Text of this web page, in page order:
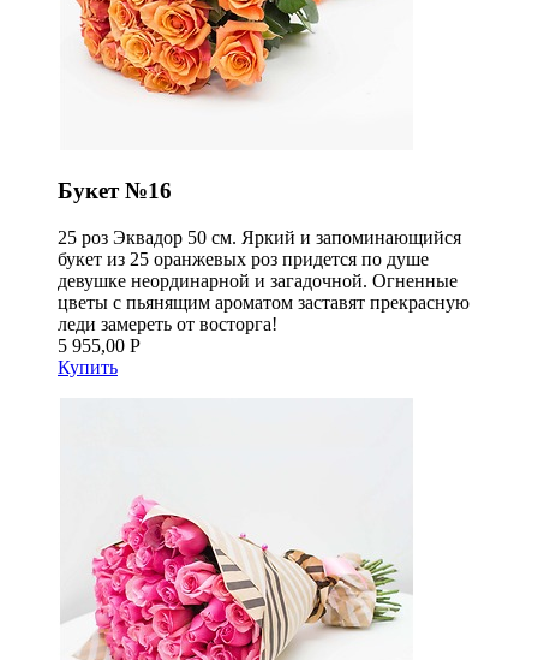
Букет №16
25 роз Эквадор 50 см. Яркий и запоминающийся
букет из 25 оранжевых роз придется по душе
девушке неординарной и загадочной. Огненные
цветы с пьянящим ароматом заставят прекрасную
леди замереть от восторга!
5 955,00 Р
Купить